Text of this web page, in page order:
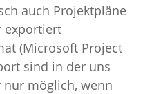
auch Projektpläne
exportiert
(Microsoft Project
sind in der uns
möglich, wenn